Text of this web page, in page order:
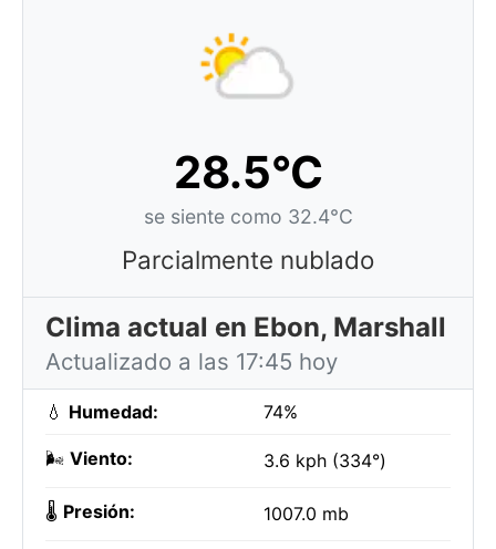
28.5°C
se siente como 32.4°C
Parcialmente nublado
Clima actual en Ebon, Marshall
Actualizado a las 17:45 hoy
💧 Humedad: 74%
🌬️ Viento: 3.6 kph (334°)
🌡️ Presión: 1007.0 mb